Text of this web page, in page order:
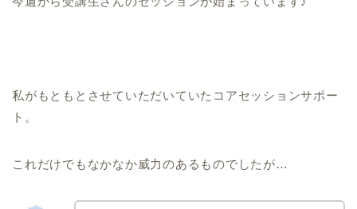
私がもともとさせていただいていたコアセッションサポー
ト。
これだけでもなかなか威力のあるものでしたが…